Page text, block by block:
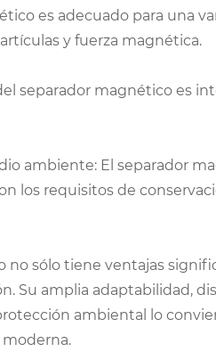
es adecuado para una
y fuerza magnética.
separador magnético es
ambiente: El separador
los requisitos de
sólo tiene ventajas
Su amplia adaptabilidad,
ambiental lo